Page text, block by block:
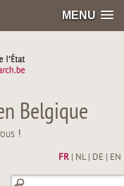
MENU
Belgique
!
FR| NL| DE EN